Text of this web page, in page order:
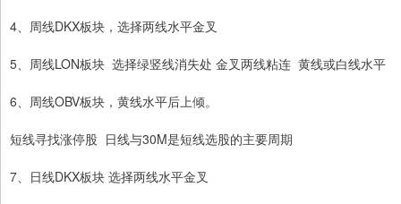
4、周线DKX板块，选择两线水平金叉
5、周线LON板块 选择绿竖线消失处 金叉两线粘连 黄线或白线水平
6、周线OBV板块，黄线水平后上倾。
短线寻找涨停股 日线与30M是短线选股的主要周期
7、日线DKX板块 选择两线水平金叉